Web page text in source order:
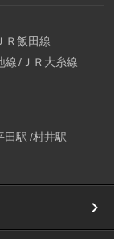
Ｒ飯田線
線
ＪＲ大糸線
田駅 村井駅